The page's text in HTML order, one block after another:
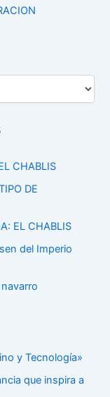
CHABLIS
DE
EL CHABLIS
del Imperio
y Tecnología»
que inspira a